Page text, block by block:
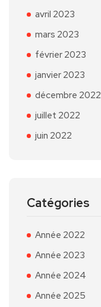
avril 2023
mars 2023
février 2023
janvier 2023
décembre 2022
juillet 2022
juin 2022
Catégories
Année 2022
Année 2023
Année 2024
Année 2025